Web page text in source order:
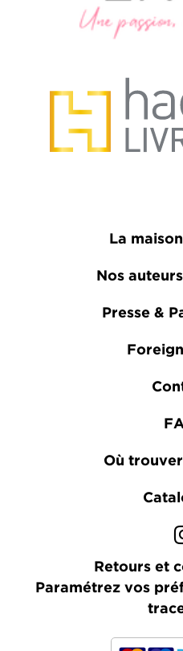
La
Nos
Presse &
Où
Retours et
Paramétrez vos